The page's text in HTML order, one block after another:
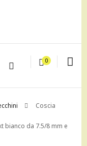
0
Coscia
bianco da 7.5/8 mm e